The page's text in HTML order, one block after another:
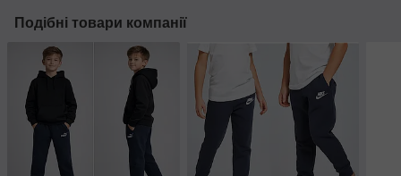
Подібні товари компанії